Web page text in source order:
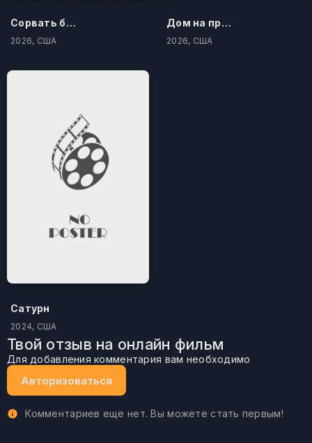
Сорвать банк 3: Вор-джентльмен
2026, США
Дом на проклятом холме
2026, США
Сатурн
2024, США
Твой отзыв на онлайн фильм
Для добавления комментария вам необходимо
Авторизоваться
Комментариев еще нет. Вы можете стать первым!